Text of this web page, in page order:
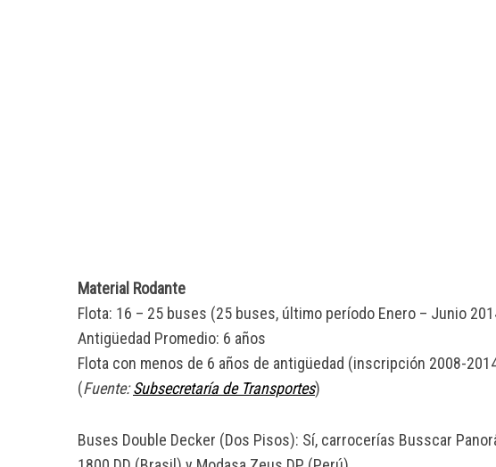
Material Rodante
Flota: 16 – 25 buses (25 buses, último período Enero – Junio
Antigüedad Promedio: 6 años
Flota con menos de 6 años de antigüedad (inscripción 2008-
(Fuente:Subsecretaría de Transportes)
Buses Double Decker (Dos Pisos): Sí, carrocerías Busscar